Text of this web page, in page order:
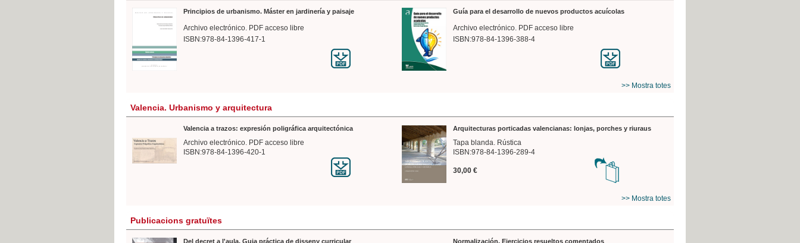
Principios de urbanismo. Máster en jardinería y paisaje
Archivo electrónico. PDF acceso libre
ISBN:978-84-1396-417-1
Guía para el desarrollo de nuevos productos acuícolas
Archivo electrónico. PDF acceso libre
ISBN:978-84-1396-388-4
>> Mostra totes
Valencia. Urbanismo y arquitectura
Valencia a trazos: expresión poligráfica arquitectónica
Archivo electrónico. PDF acceso libre
ISBN:978-84-1396-420-1
Arquitecturas porticadas valencianas: lonjas, porches y riuraus
Tapa blanda. Rústica
ISBN:978-84-1396-289-4
30,00 €
>> Mostra totes
Publicacions gratuïtes
Del decret a l'aula. Guia práctica de disseny curricular Normalización. Ejercicios resueltos comentados